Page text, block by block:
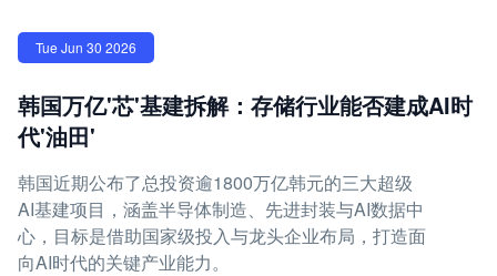
Tue Jun 30 2026
韩国万亿'芯'基建拆解：存储行业能否建成AI时
代'油田'
韩国近期公布了总投资逾1800万亿韩元的三大超级
AI基建项目，涵盖半导体制造、先进封装与AI数据中
心，目标是借助国家级投入与龙头企业布局，打造面
向AI时代的关键产业能力。